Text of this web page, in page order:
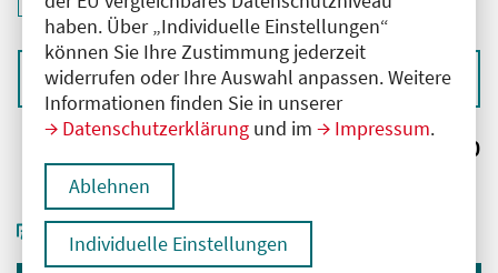
haben. Über „Individuelle Einstellungen“
können Sie Ihre Zustimmung jederzeit
widerrufen oder Ihre Auswahl anpassen. Weitere
Informationen finden Sie in unserer
Datenschutzerklärung und im Impressum.
Ablehnen
Individuelle Einstellungen
Filter
deaktivieren und Suchergebnisse neu laden
Sortieren nach
Ergebnisse: 0